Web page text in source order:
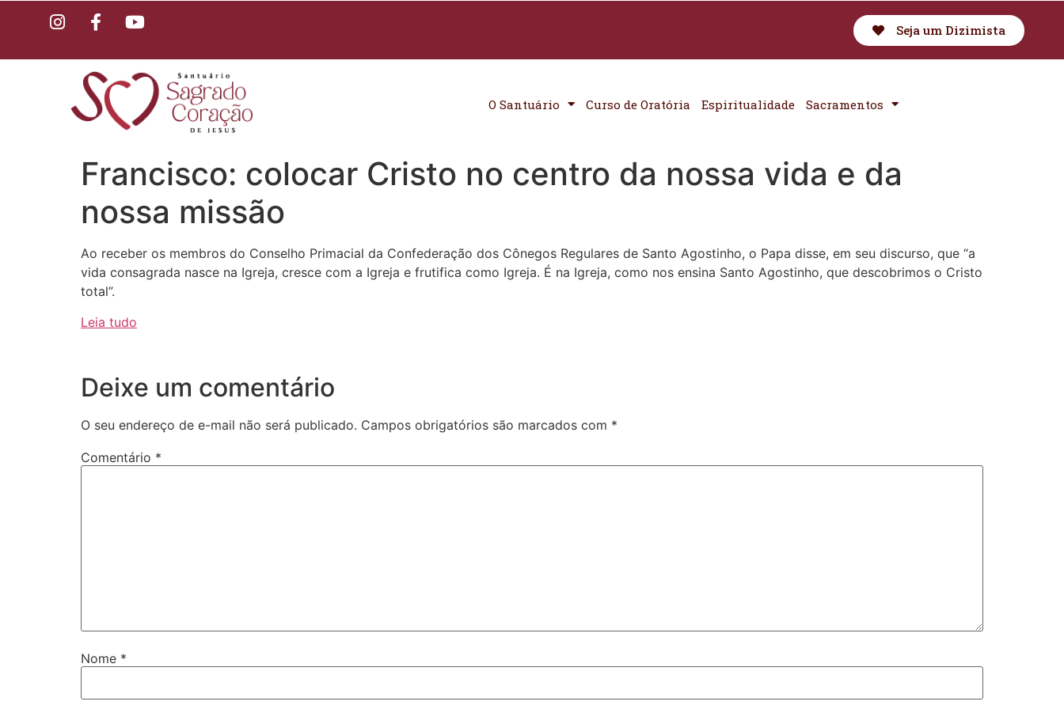
Seja um Dizimista
O Santuário Curso de Oratória Espiritualidade Sacramentos
Francisco: colocar Cristo no centro da nossa vida e da
nossa missão
Ao receber os membros do Conselho Primacial da Confederação dos Cônegos Regulares de Santo Agostinho, o Papa disse, em seu discurso, que “a
vida consagrada nasce na Igreja, cresce com a Igreja e frutifica como Igreja. É na Igreja, como nos ensina Santo Agostinho, que descobrimos o Cristo
total”.
Leia tudo
Deixe um comentário
O seu endereço de e-mail não será publicado. Campos obrigatórios são marcados com *
Comentário *
Nome *